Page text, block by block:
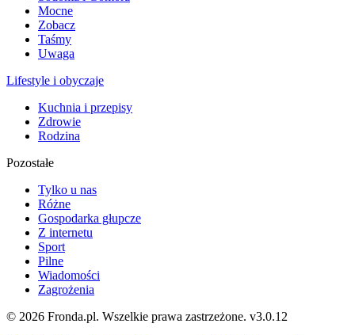
Mocne
Zobacz
Taśmy
Uwaga
Lifestyle i obyczaje
Kuchnia i przepisy
Zdrowie
Rodzina
Pozostałe
Tylko u nas
Różne
Gospodarka głupcze
Z internetu
Sport
Pilne
Wiadomości
Zagrożenia
© 2026 Fronda.pl. Wszelkie prawa zastrzeżone. v3.0.12